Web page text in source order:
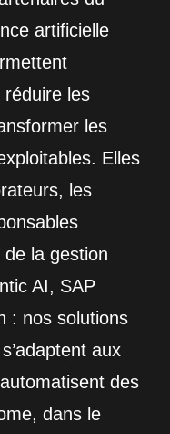
artificielle
réduire les
les
Elles
les
la gestion
AI, SAP
: nos solutions
aux
des
dans le